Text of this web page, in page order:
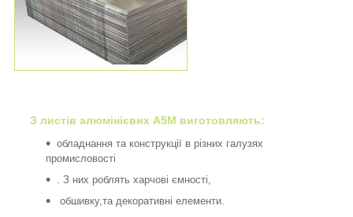
З листів алюмінієвих А5М виготовляють:
обладнання та конструкції в різних галузях
промисловості
. З них роблять харчові ємності,
обшивку,та декоративні елементи.